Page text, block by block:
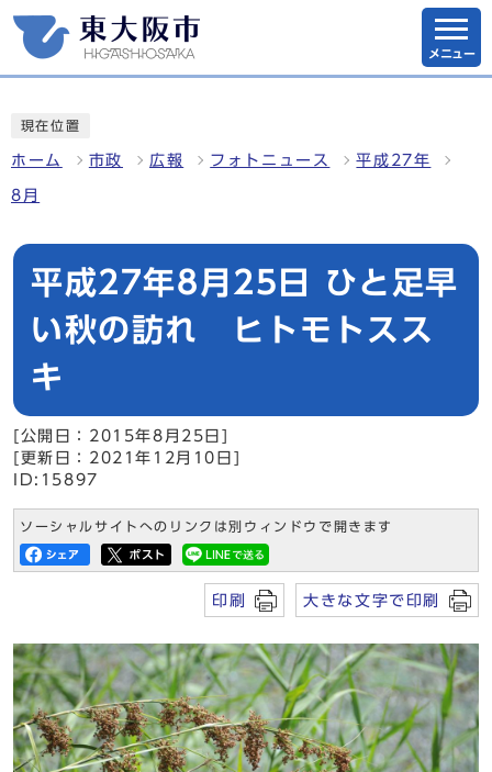
メニュー
現在位置
ホーム 市政 広報 フォトニュース 平成27年
8月
平成27年8月25日 ひと足早
い秋の訪れ ヒトモトスス
キ
[公開日：2015年8月25日]
[更新日：2021年12月10日]
ID:15897
ソーシャルサイトへのリンクは別ウィンドウで開きます
印刷 大きな文字で印刷